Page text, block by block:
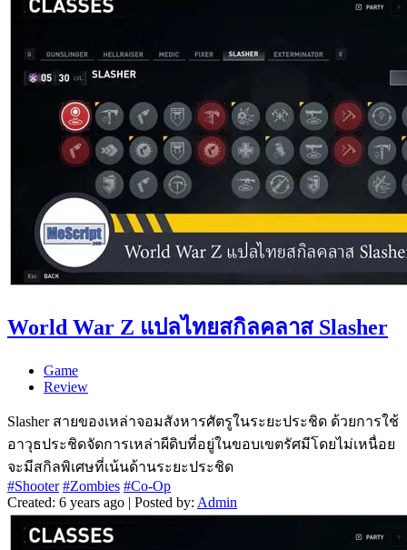
World War Z แปลไทยสกิลคลาส Slasher
Game
Review
Slasher สายของเหล่าจอมสังหารศัตรูในระยะประชิด ด้วยการใช้
อาวุธประชิดจัดการเหล่าผีดิบที่อยู่ในขอบเขตรัศมีโดยไม่เหนื่อย
จะมีสกิลพิเศษที่เน้นด้านระยะประชิด
#Shooter #Zombies #Co-Op
Created: 6 years ago | Posted by: Admin